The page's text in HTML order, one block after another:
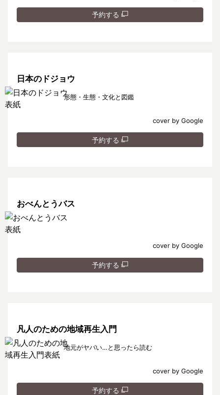
予約する
日本のドジョウ
形態・生態・文化と図鑑
cover by Google
予約する
おべんとうバス
cover by Google
予約する
凡人のための地域再生入門
地元がヤバい…と思ったら読む
cover by Google
予約する